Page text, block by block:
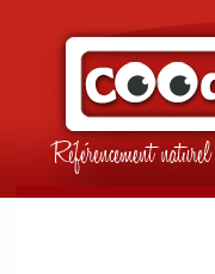
Référencement